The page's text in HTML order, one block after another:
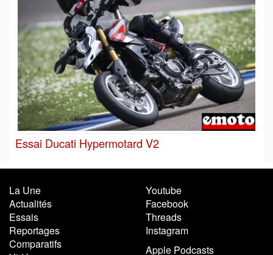
Essai Ducati Hypermotard V2
La Une
Actualités
Essais
Reportages
Comparatifs
Youtube
Facebook
Threads
Instagram
Apple Podcasts